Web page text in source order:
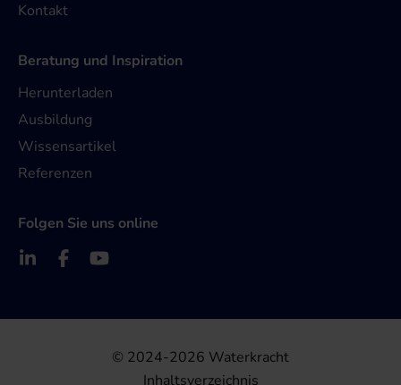
Kontakt
Beratung und Inspiration
Herunterladen
Ausbildung
Wissensartikel
Referenzen
Folgen Sie uns online
© 2024-2026 Waterkracht
Inhaltsverzeichnis